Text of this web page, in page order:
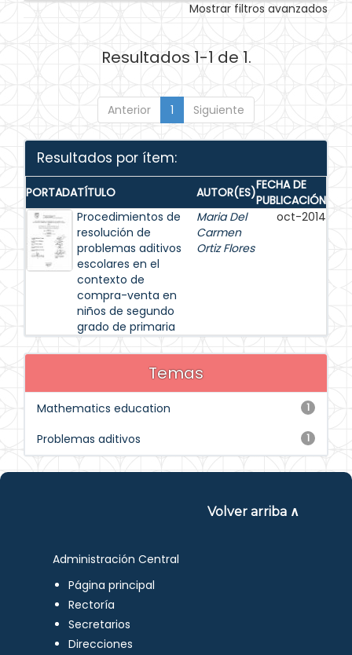
Mostrar filtros avanzados
Resultados 1-1 de 1.
Anterior 1 Siguiente
Resultados por ítem:
PORTADATÍTULO AUTOR(ES)FECHA DE
PUBLICACIÓN
Procedimientos de
resolución de
problemas aditivos
escolares en el
contexto de
compra-venta en
niños de segundo
grado de primaria
Maria Del
Carmen
Ortiz Flores
oct-2014
Temas
1
Mathematics education
1
Problemas aditivos
Volver arriba ∧
Administración Central
Página principal
Rectoría
Secretarios
Direcciones